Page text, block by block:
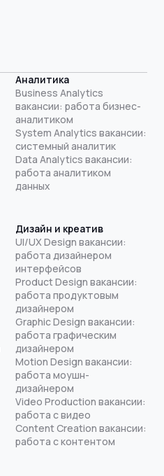
Аналитика
Business Analytics
вакансии: работа бизнес-
аналитиком
System Analytics вакансии:
системный аналитик
Data Analytics вакансии:
работа аналитиком
данных
Дизайн и креатив
UI/UX Design вакансии:
работа дизайнером
интерфейсов
Product Design вакансии:
работа продуктовым
дизайнером
Graphic Design вакансии:
работа графическим
дизайнером
Motion Design вакансии:
работа моушн-
дизайнером
Video Production вакансии:
работа с видео
Content Creation вакансии:
работа с контентом